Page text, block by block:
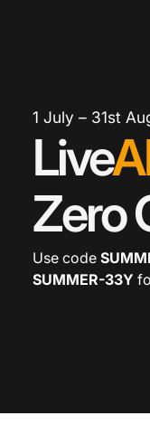
1 July – 31st
Live
Zero
Use code
SUMMER-33Y